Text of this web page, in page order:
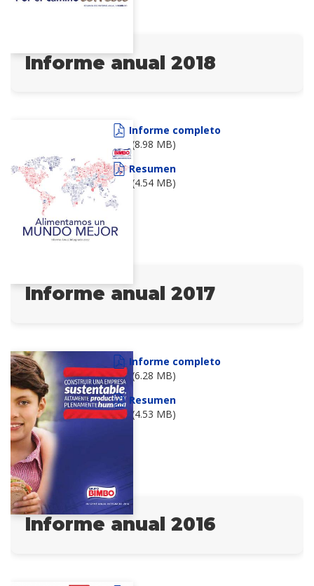
Informe anual 2018
Informe completo
(8.98 MB)
Resumen
(4.54 MB)
Informe anual 2017
Informe completo
(6.28 MB)
Resumen
(4.53 MB)
Informe anual 2016